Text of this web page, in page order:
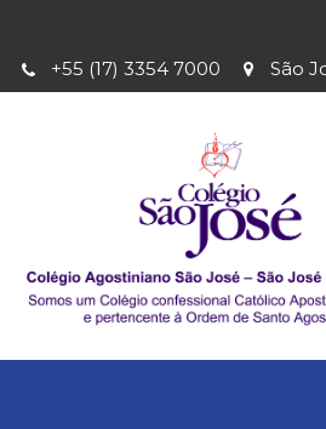
São
+55 (17) 3354 7000